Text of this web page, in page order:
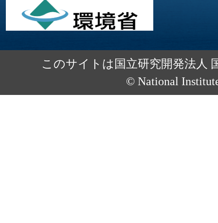
このサイトは国立研究開発法人
© National